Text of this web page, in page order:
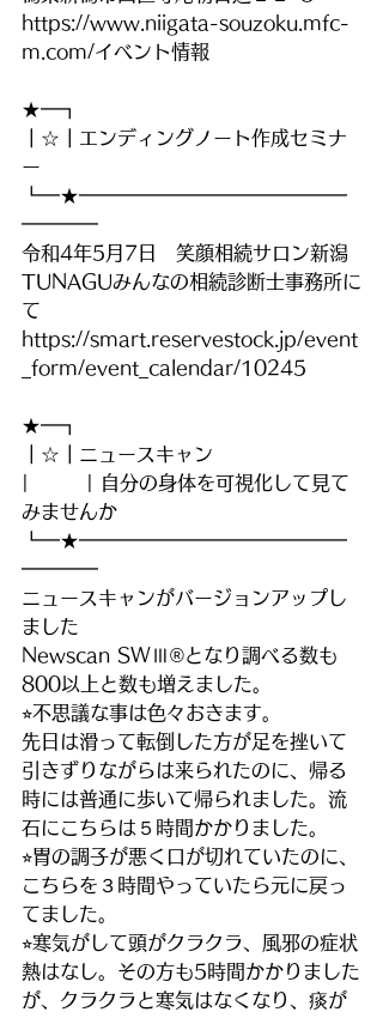
https://www.niigata-souzoku.mfc-
m.com/イベント情報
★━┓
┃☆┃エンディングノート作成セミナ
ー
┗━★━━━━━━━━━━━━━━
━━━━
令和4年5月7日　笑顔相続サロン新潟
TUNAGUみんなの相続診断士事務所に
て
https://smart.reservestock.jp/event
_form/event_calendar/10245
★━┓
┃☆┃ニュースキャン
|        | 自分の身体を可視化して見て
みませんか
┗━★━━━━━━━━━━━━━━
━━━━
ニュースキャンがバージョンアップし
ました
Newscan SWⅢ®となり調べる数も
800以上と数も増えました。
⭐︎不思議な事は色々おきます。
先日は滑って転倒した方が足を挫いて
引きずりながらは来られたのに、帰る
時には普通に歩いて帰られました。流
石にこちらは５時間かかりました。
⭐︎胃の調子が悪く口が切れていたのに、
こちらを３時間やっていたら元に戻っ
てました。
⭐︎寒気がして頭がクラクラ、風邪の症状
熱はなし。その方も5時間かかりました
が、クラクラと寒気はなくなり、痰が